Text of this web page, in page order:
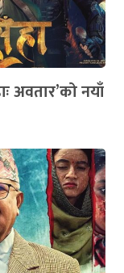
अवतार’को नयाँ